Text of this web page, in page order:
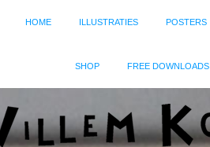
HOME ILLUSTRATIES POSTERS
SHOP FREE DOWNLOADS